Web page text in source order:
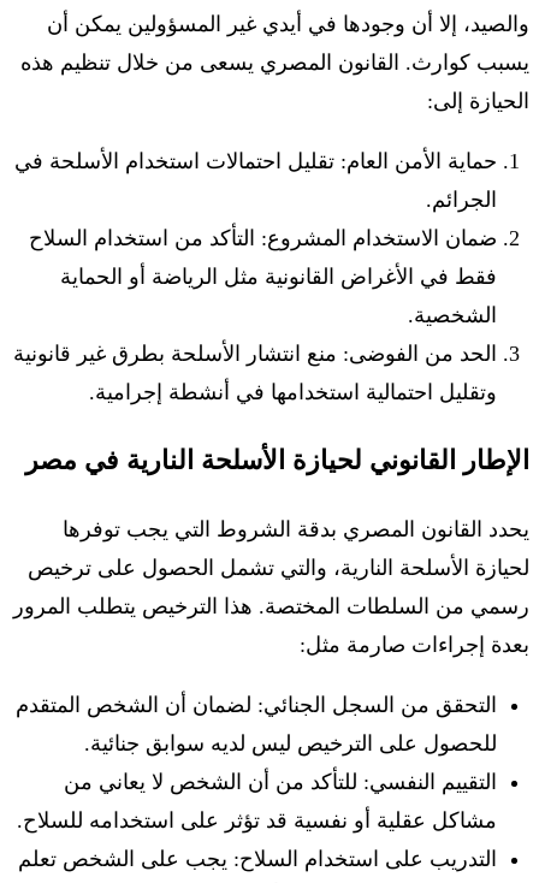
والصيد، إلا أن وجودها في أيدي غير المسؤولين يمكن أن
يسبب كوارث. القانون المصري يسعى من خلال تنظيم هذه
الحيازة إلى:
حماية الأمن العام: تقليل احتمالات استخدام الأسلحة في
الجرائم.
ضمان الاستخدام المشروع: التأكد من استخدام السلاح
فقط في الأغراض القانونية مثل الرياضة أو الحماية
الشخصية.
الحد من الفوضى: منع انتشار الأسلحة بطرق غير قانونية
وتقليل احتمالية استخدامها في أنشطة إجرامية.
الإطار القانوني لحيازة الأسلحة النارية في مصر
يحدد القانون المصري بدقة الشروط التي يجب توفرها
لحيازة الأسلحة النارية، والتي تشمل الحصول على ترخيص
رسمي من السلطات المختصة. هذا الترخيص يتطلب المرور
بعدة إجراءات صارمة مثل:
التحقق من السجل الجنائي: لضمان أن الشخص المتقدم
للحصول على الترخيص ليس لديه سوابق جنائية.
التقييم النفسي: للتأكد من أن الشخص لا يعاني من
مشاكل عقلية أو نفسية قد تؤثر على استخدامه للسلاح.
التدريب على استخدام السلاح: يجب على الشخص تعلم